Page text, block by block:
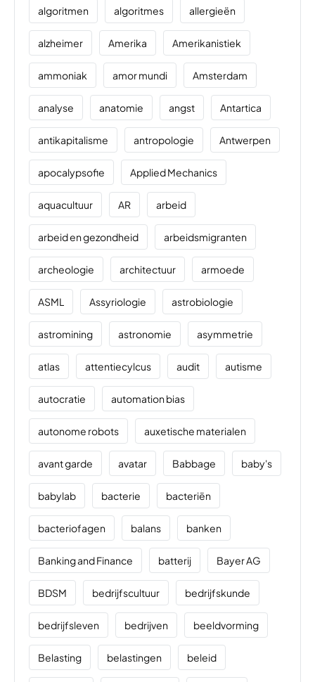
algoritmen algoritmes allergieën
alzheimer Amerika Amerikanistiek
ammoniak amor mundi Amsterdam
analyse anatomie angst Antartica
antikapitalisme antropologie Antwerpen
apocalypsofie Applied Mechanics
aquacultuur AR arbeid
arbeid en gezondheid arbeidsmigranten
archeologie architectuur armoede
ASML Assyriologie astrobiologie
astromining astronomie asymmetrie
atlas attentiecylcus audit autisme
autocratie automation bias
autonome robots auxetische materialen
avant garde avatar Babbage baby's
babylab bacterie bacteriën
bacteriofagen balans banken
Banking and Finance batterij Bayer AG
BDSM bedrijfscultuur bedrijfskunde
bedrijfsleven bedrijven beeldvorming
Belasting belastingen beleid